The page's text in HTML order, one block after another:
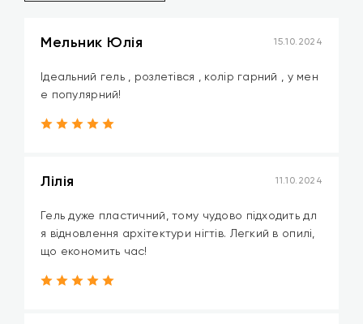
Мельник Юлія 15.10.2024
Ідеальний гель , розлетівся , колір гарний , у мен
е популярний!
Лілія 11.10.2024
Гель дуже пластичний, тому чудово підходить дл
я відновлення архітектури нігтів. Легкий в опилі,
що економить час!